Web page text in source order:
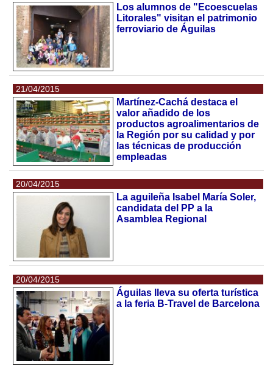
Los alumnos de "Ecoescuelas
Litorales" visitan el patrimonio
ferroviario de Águilas
21/04/2015
Martínez-Cachá destaca el
valor añadido de los
productos agroalimentarios de
la Región por su calidad y por
las técnicas de producción
empleadas
20/04/2015
La aguileña Isabel María Soler,
candidata del PP a la
Asamblea Regional
20/04/2015
Águilas lleva su oferta turística
a la feria B-Travel de Barcelona